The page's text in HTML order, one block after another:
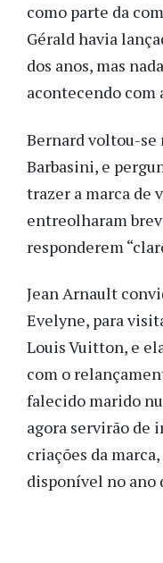
como parte da
Gérald havia
dos anos, mas
acontecendo com
Bernard voltou-se
Barbasini, e
trazer a marca de
entreolharam
responderem
Jean Arnault
Evelyne, para
Louis Vuitton, e
com o
falecido marido
agora servirão de
criações da
disponível no ano